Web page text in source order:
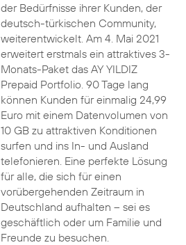
der Bedürfnisse ihrer Kunden, der
deutsch-türkischen Community,
weiterentwickelt. Am 4. Mai 2021
erweitert erstmals ein attraktives 3-
Monats-Paket das AY YILDIZ
Prepaid Portfolio. 90 Tage lang
können Kunden für einmalig 24,99
Euro mit einem Datenvolumen von
10 GB zu attraktiven Konditionen
surfen und ins In- und Ausland
telefonieren. Eine perfekte Lösung
für alle, die sich für einen
vorübergehenden Zeitraum in
Deutschland aufhalten – sei es
geschäftlich oder um Familie und
Freunde zu besuchen.